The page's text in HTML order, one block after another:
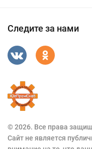
Следите за нами
© 2026. Все права
Сайт не является